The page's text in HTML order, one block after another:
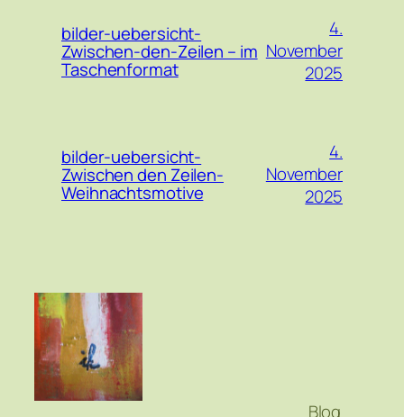
bilder-uebersicht-
Zwischen-den-Zeilen – im
Taschenformat
4.
November
2025
bilder-uebersicht-
Zwischen den Zeilen-
Weihnachtsmotive
4.
November
2025
Blog